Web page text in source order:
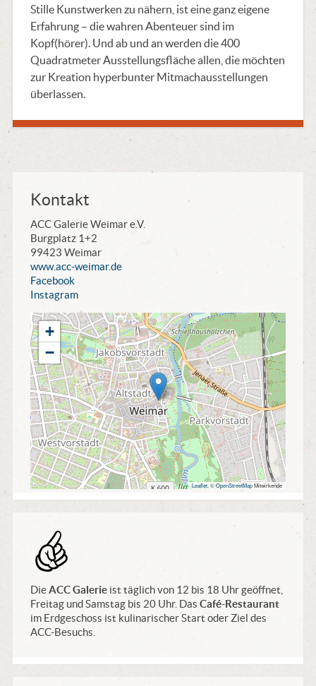
Stille Kunstwerken zu nähern, ist eine ganz eigene
Erfahrung – die wahren Abenteuer sind im
Kopf(hörer). Und ab und an werden die 400
Quadratmeter Ausstellungsfläche allen, die möchten
zur Kreation hyperbunter Mitmachausstellungen
überlassen.
Kontakt
ACC Galerie Weimar e.V.
Burgplatz 1+2
99423 Weimar
www.acc-weimar.de
Facebook
Instagram
+
−
Leaflet , ©OpenStreetMapMitwirkende
DieACC Galerieist täglich von 12 bis 18 Uhr geöffnet,
Freitag und Samstag bis 20 Uhr. Das Café-Restaurant
im Erdgeschoss ist kulinarischer Start oder Ziel des
ACC-Besuchs.